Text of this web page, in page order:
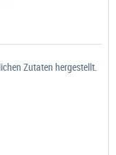
Zutaten hergestellt.